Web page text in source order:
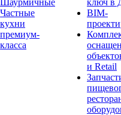
Шаурмичные
Частные
кухни
премиум-
класса
ключ в
BIM-
и Retail